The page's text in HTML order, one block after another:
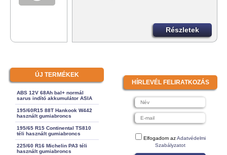
Részletek
ÚJ TERMÉKEK
ABS 12V 68Ah bal+ normál
sarus indító akkumulátor ASIA
195/60R15 88T Hankook W442
használt gumiabroncs
195/65 R15 Continental TS810
téli használt gumiabroncs
225/60 R16 Michelin PA3 téli
használt gumiabroncs
HÍRLEVÉL FELIRATKOZÁS
Elfogadom azAdatvédelmi
Szabályzatot